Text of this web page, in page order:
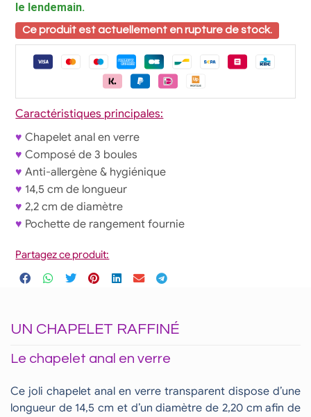
le lendemain.
Ce produit est actuellement en rupture de stock.
Caractéristiques principales:
♥ Chapelet anal en verre
♥ Composé de 3 boules
♥ Anti-allergène & hygiénique
♥ 14,5 cm de longueur
♥ 2,2 cm de diamètre
♥ Pochette de rangement fournie
Partagez ce produit:
UN CHAPELET RAFFINÉ
Le chapelet anal en verre
Ce joli chapelet anal en verre transparent dispose d’une
longueur de 14,5 cm et d’un diamètre de 2,20 cm afin de